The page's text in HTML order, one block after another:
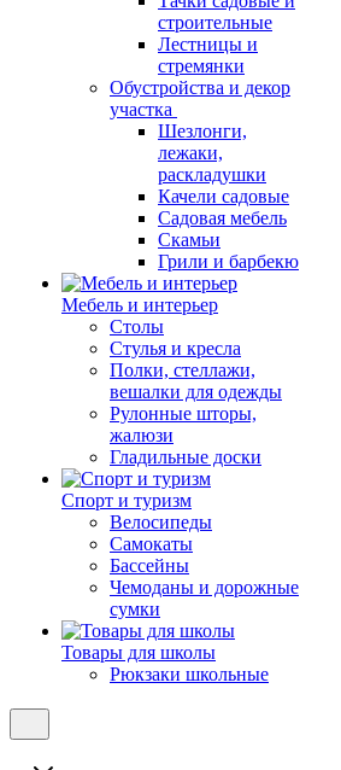
строительные
Лестницы и
стремянки
Обустройства и декор
участка
Шезлонги,
лежаки,
раскладушки
Качели садовые
Садовая мебель
Скамьи
Грили и барбекю
Мебель и интерьер
Столы
Стулья и кресла
Полки, стеллажи,
вешалки для одежды
Рулонные шторы,
жалюзи
Гладильные доски
Спорт и туризм
Велосипеды
Самокаты
Бассейны
Чемоданы и дорожные
сумки
Товары для школы
Рюкзаки школьные